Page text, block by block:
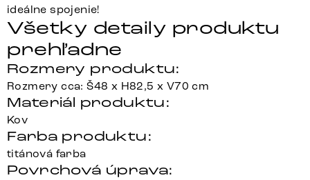
ideálne spojenie!
Všetky detaily produktu
prehľadne
Rozmery produktu:
Rozmery cca: Š48 x H82,5 x V70 cm
Materiál produktu:
Kov
Farba produktu:
titánová farba
Povrchová úprava: